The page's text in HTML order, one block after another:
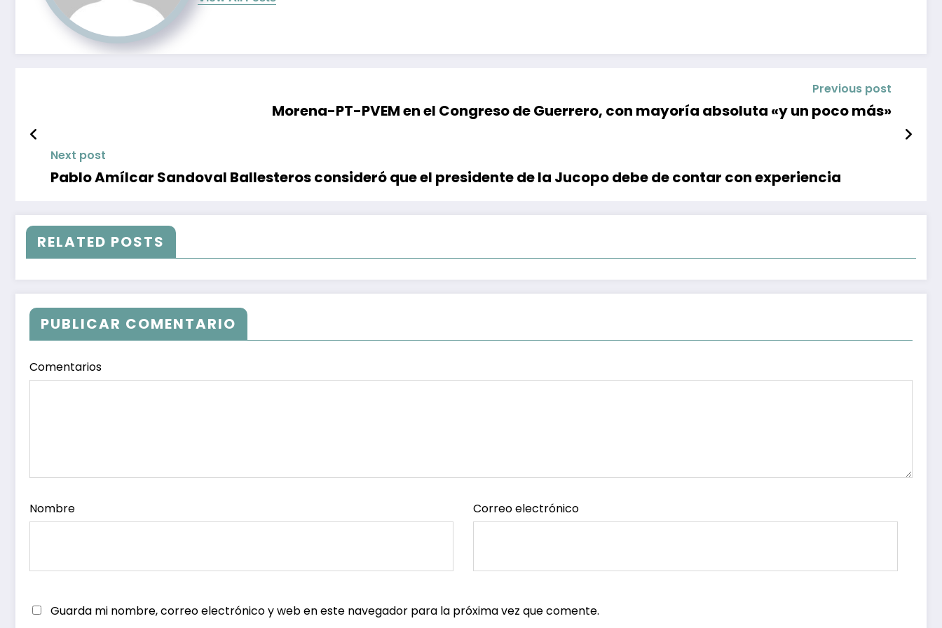
Previous post
Morena-PT-PVEM en el Congreso de Guerrero, con mayoría absoluta «y un poco más»
Next post
Pablo Amílcar Sandoval Ballesteros consideró que el presidente de la Jucopo debe de contar con experiencia
RELATED POSTS
PUBLICAR COMENTARIO
Comentarios
Nombre Correo electrónico
Guarda mi nombre, correo electrónico y web en este navegador para la próxima vez que comente.